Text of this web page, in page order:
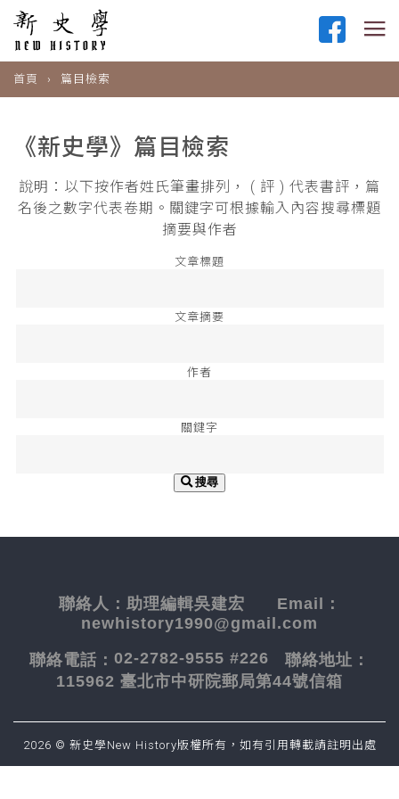
首頁 篇目檢索
《新史學》篇目檢索
說明：以下按作者姓氏筆畫排列， ( 評 ) 代表書評，篇
名後之數字代表卷期。關鍵字可根據輸入內容搜尋標題
摘要與作者
文章標題
文章摘要
作者
關鍵字
搜尋
聯絡人： 助理編輯吳建宏 Email：
newhistory1990@gmail.com
聯絡電話： 02-2782-9555 #226 聯絡地址：
115962 臺北市中研院郵局第44號信箱
2026 © 新史學New History版權所有，如有引用轉載請註明出處